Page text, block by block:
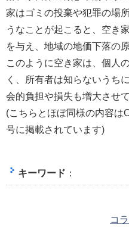
家はゴミの投棄や犯罪の場
うなことが起こると、空き
を与え、地域の地価下落の
このように空き家は、個人
く、所有者は知らないうち
会的負担や損失も増大させ
(こちらとほぼ同様の内容
号に掲載されています)
キーワード ：
コ